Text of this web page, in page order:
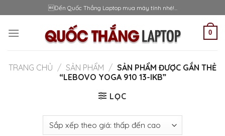
to
content
Đến Quốc Thắng Laptop mua máy tính nhé!...
0
TRANG CHỦ / SẢN PHẨM / SẢN PHẨM ĐƯỢC GẮN THẺ
“LEBOVO YOGA 910 13-IKB”
LỌC